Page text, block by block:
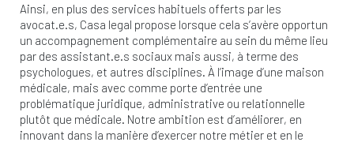
Ainsi, en plus des services habituels offerts par les
avocat.e.s, Casa legal propose lorsque cela s’avère opportun
un accompagnement complémentaire au sein du même lieu
par des assistant.e.s sociaux mais aussi, à terme des
psychologues, et autres disciplines. À l’image d’une maison
médicale, mais avec comme porte d’entrée une
problématique juridique, administrative ou relationnelle
plutôt que médicale. Notre ambition est d’améliorer, en
innovant dans la manière d’exercer notre métier et en le